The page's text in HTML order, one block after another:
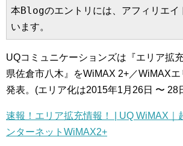
本Blogのエントリには、アフィリエイ
います。
UQコミュニケーションズは『エリア拡
県佐倉市八木』をWiMAX 2+／WiMAX
発表。(エリア化は2015年1月26日 〜 28
速報！エリア拡充情報！ | UQ WiMAX｜
ンターネットWiMAX2+